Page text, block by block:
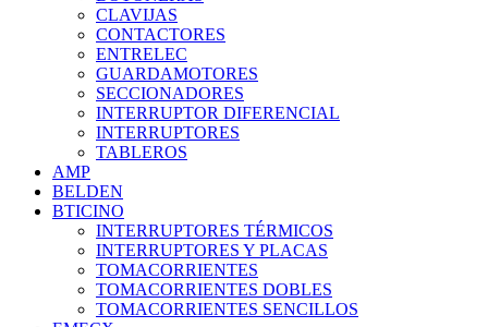
CLAVIJAS
CONTACTORES
ENTRELEC
GUARDAMOTORES
SECCIONADORES
INTERRUPTOR DIFERENCIAL
INTERRUPTORES
TABLEROS
AMP
BELDEN
BTICINO
INTERRUPTORES TÉRMICOS
INTERRUPTORES Y PLACAS
TOMACORRIENTES
TOMACORRIENTES DOBLES
TOMACORRIENTES SENCILLOS